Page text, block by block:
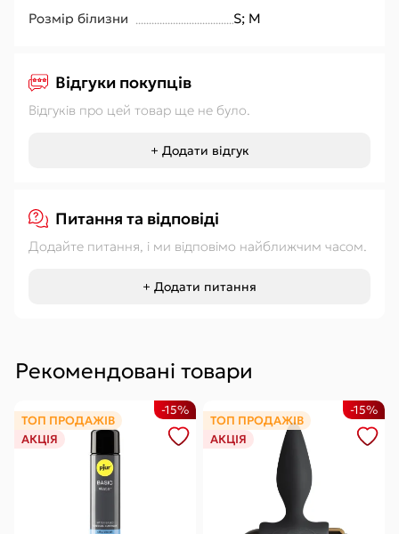
Розмір білизни
S; M
Відгуки покупців
Відгуків про цей товар ще не було.
+ Додати відгук
Питання та відповіді
Додайте питання, і ми відповімо найближчим часом.
+ Додати питання
Рекомендовані товари
ТОП ПРОДАЖІВ
АКЦІЯ
-15%
ТОП ПРОДАЖІВ
АКЦІЯ
-15%